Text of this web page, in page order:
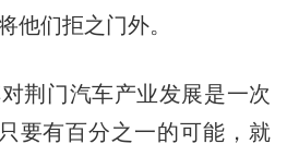
他们拒之门外。
门汽车产业发展是一次
要有百分之一的可能，就